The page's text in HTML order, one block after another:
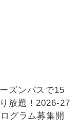
ズンパスで15
放題！2026-27
グラム募集開